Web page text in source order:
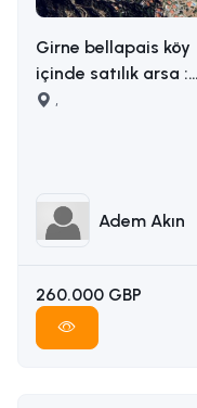
Girne bellapais köy
içinde satılık arsa :
İLETİŞİM: ADEM AKIN
,
Adem Akın
260.000 GBP